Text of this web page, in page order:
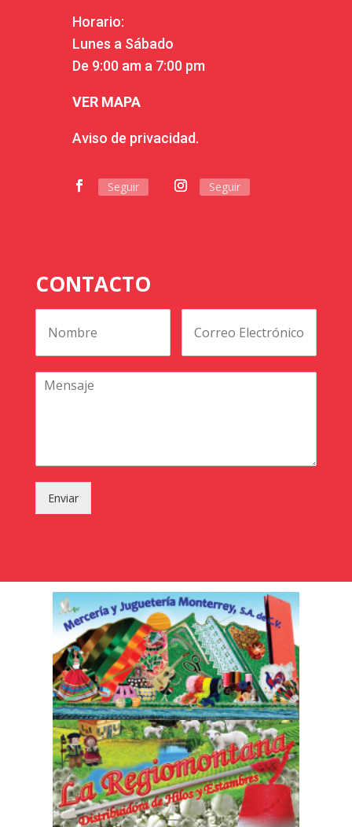
Horario:
Lunes a Sábado
De 9:00 am a 7:00 pm
VER MAPA
Aviso de privacidad.
Seguir Seguir
CONTACTO
Enviar